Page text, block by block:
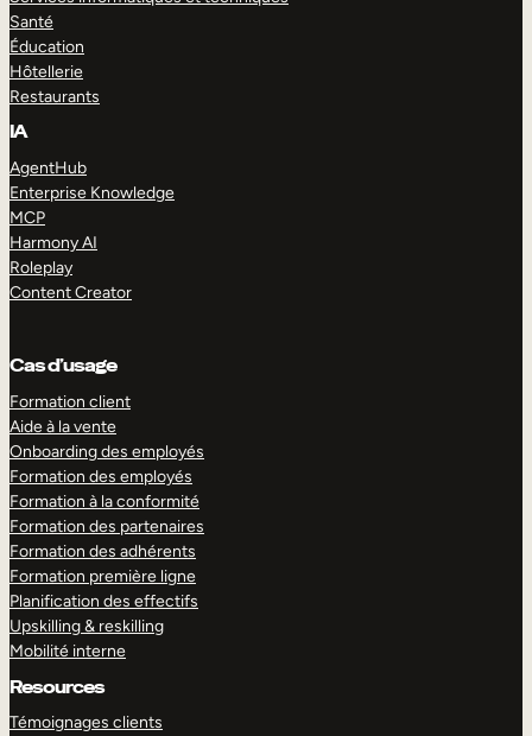
Santé
Éducation
Hôtellerie
Restaurants
IA
AgentHub
Enterprise Knowledge
MCP
Harmony AI
Roleplay
Content Creator
Cas d’usage
Formation client
Aide à la vente
Onboarding des employés
Formation des employés
Formation à la conformité
Formation des partenaires
Formation des adhérents
Formation première ligne
Planification des effectifs
Upskilling & reskilling
Mobilité interne
Resources
Témoignages clients